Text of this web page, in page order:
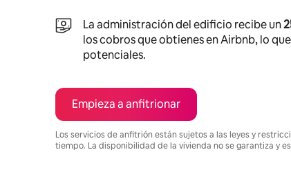
La administración del edificio recibe un
los cobros que obtienes en Airbnb, lo
potenciales.
Empieza a anfitrionar
Los servicios de anfitrión están sujetos a las leyes y
tiempo. La disponibilidad de la vivienda no se garantiza y